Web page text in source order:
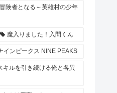
険者となる～英雄村の少年
魔入りました！入間くん
インピークス NINE PEAKS
キルを引き続ける俺と各異